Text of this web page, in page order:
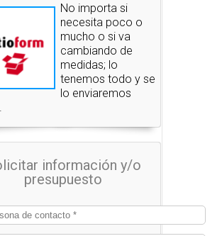
No importa si
necesita poco o
mucho o si va
cambiando de
medidas; lo
tenemos todo y se
lo enviaremos
información y/o
presupuesto